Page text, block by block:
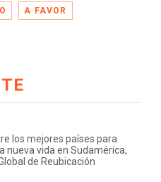
A FAVOR
los mejores países para
nueva vida en Sudamérica,
de Reubicación